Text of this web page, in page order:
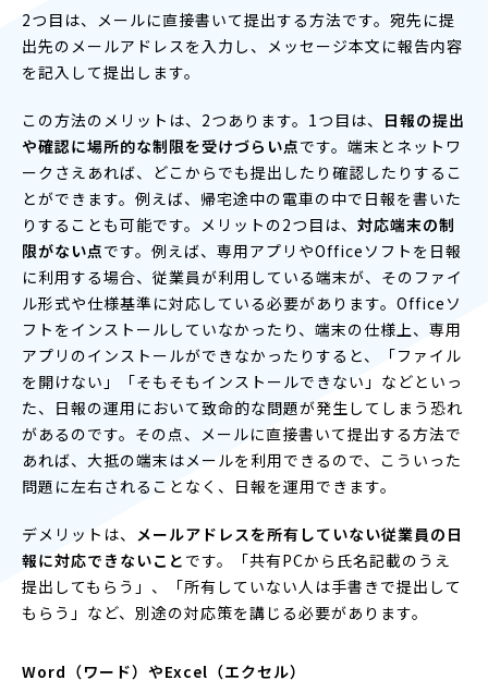
2つ目は、メールに直接書いて提出する方法です。宛先に提
出先のメールアドレスを入力し、メッセージ本文に報告内容
を記入して提出します。
この方法のメリットは、2つあります。1つ目は、 日報の提出
や確認に場所的な制限を受けづらい点です。端末とネットワ
ークさえあれば、どこからでも提出したり確認したりするこ
とができます。例えば、帰宅途中の電車の中で日報を書いた
りすることも可能です。メリットの2つ目は、 対応端末の制
限がない点です。例えば、専用アプリやOfficeソフトを日報
に利用する場合、従業員が利用している端末が、そのファイ
ル形式や仕様基準に対応している必要があります。Officeソ
フトをインストールしていなかったり、端末の仕様上、専用
アプリのインストールができなかったりすると、「ファイル
を開けない」「そもそもインストールできない」などといっ
た、日報の運用において致命的な問題が発生してしまう恐れ
があるのです。その点、メールに直接書いて提出する方法で
あれば、大抵の端末はメールを利用できるので、こういった
問題に左右されることなく、日報を運用できます。
デメリットは、 メールアドレスを所有していない従業員の日
報に対応できないこと です。「共有PCから氏名記載のうえ
提出してもらう」、「所有していない人は手書きで提出して
もらう」など、別途の対応策を講じる必要があります。
Word（ワード）やExcel（エクセル）